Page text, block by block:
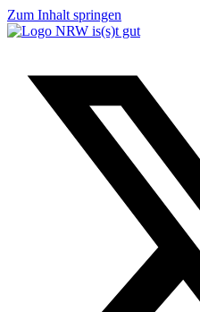
Zum Inhalt springen